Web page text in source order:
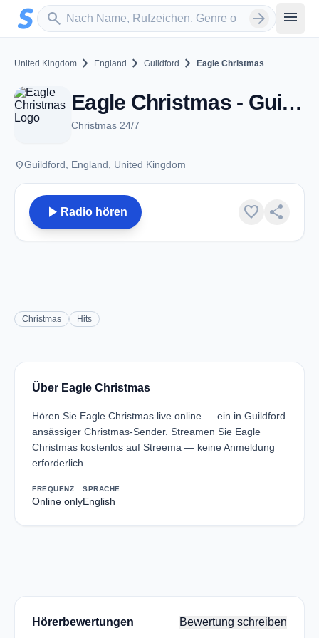
Zum Hauptinhalt springen
search
Sender suchen arrow_forward menu
United Kingdom chevron_right England chevron_right Guildford chevron_right Eagle Christmas
Eagle Christmas - Guildford
Christmas 24/7
placeGuildford, England, United Kingdom
play_arrow Radio hören favorite share
Christmas Hits
Über Eagle Christmas
Hören Sie Eagle Christmas live online — ein in Guildford
ansässiger Christmas-Sender. Streamen Sie Eagle
Christmas kostenlos auf Streema — keine Anmeldung
erforderlich.
FREQUENZ
Online only
SPRACHE
English
Hörerbewertungen Bewertung schreiben